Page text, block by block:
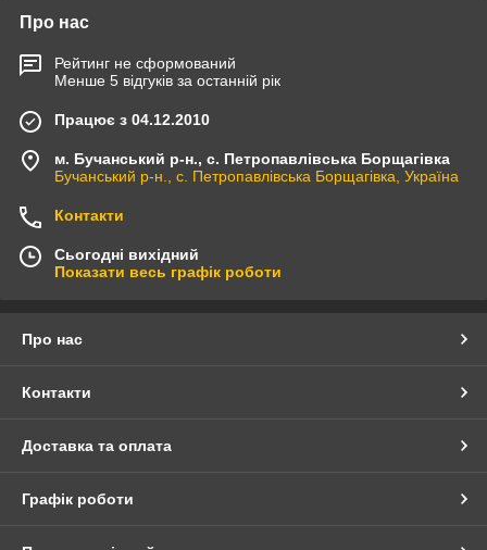
Про нас
Рейтинг не сформований
Менше 5 відгуків за останній рік
Працює з 04.12.2010
м. Бучанський р-н., с. Петропавлівська Борщагівка
Бучанський р-н., с. Петропавлівська Борщагівка, Україна
Контакти
Сьогодні вихідний
Показати весь графік роботи
Про нас
Контакти
Доставка та оплата
Графік роботи